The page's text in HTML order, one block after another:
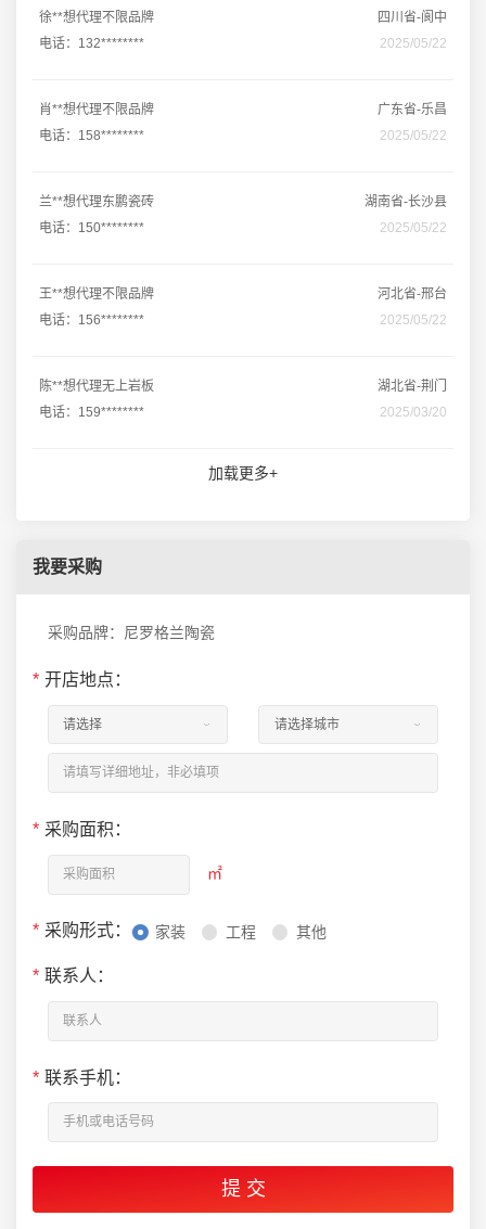
徐**想代理不限品牌
四川省-阆中
电话：132********
2025/05/22
肖**想代理不限品牌
广东省-乐昌
电话：158********
2025/05/22
兰**想代理东鹏瓷砖
湖南省-长沙县
电话：150********
2025/05/22
王**想代理不限品牌
河北省-邢台
电话：156********
2025/05/22
陈**想代理无上岩板
湖北省-荆门
电话：159********
2025/03/20
加载更多+
我要采购
采购品牌：尼罗格兰陶瓷
* 开店地点：
* 采购面积：
㎡
* 采购形式： 家装 工程 其他
* 联系人：
* 联系手机：